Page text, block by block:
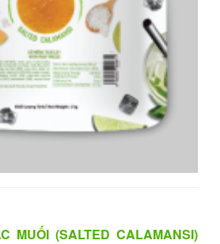
MUỐI (SALTED CALAMANSI)